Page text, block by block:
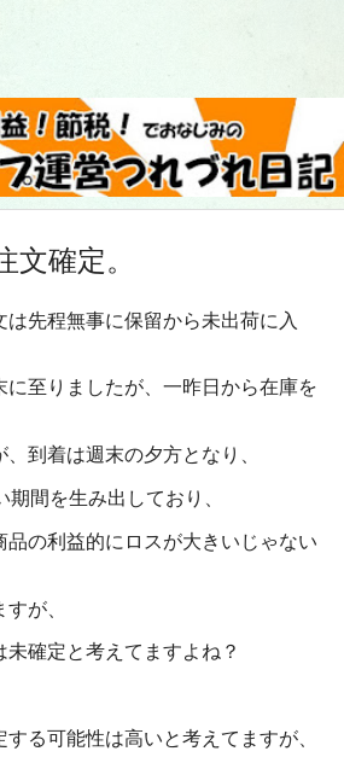
文確定。
先程無事に保留から未出荷に入
に至りましたが、一昨日から在庫を
到着は週末の夕方となり、
間を生み出しており、
品の利益的にロスが大きいじゃない
が、
確定と考えてますよね？
る可能性は高いと考えてますが、